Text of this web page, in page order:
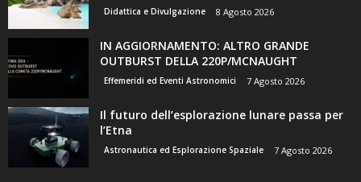
Didattica e Divulgazione 8 Agosto 2026
IN AGGIORNAMENTO: ALTRO GRANDE
OUTBURST DELLA 220P/MCNAUGHT
Effemeridi ed Eventi Astronomici 7 Agosto 2026
Il futuro dell’esplorazione lunare passa per
l’Etna
Astronautica ed Esplorazione Spaziale 7 Agosto 2026